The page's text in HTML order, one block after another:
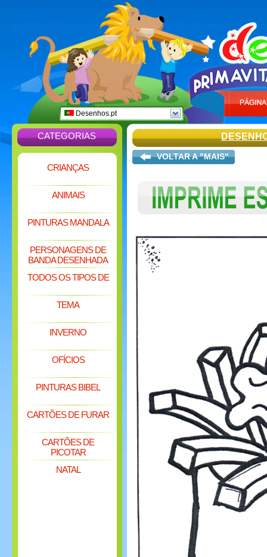
Desenhos.pt
CATEGORIAS
CRIANÇAS
ANIMAIS
PINTURAS MANDALA
PERSONAGENS DE
BANDA DESENHADA
TODOS OS TIPOS DE
TEMA
INVERNO
OFÍCIOS
PINTURAS BIBEL
CARTÕES DE FURAR
CARTÕES DE
PICOTAR
NATAL
VOLTAR A "MAIS"